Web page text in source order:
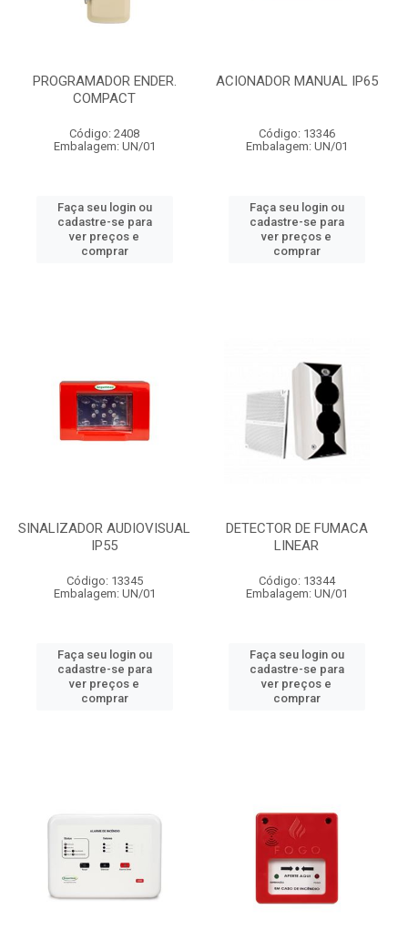
PROGRAMADOR ENDER.
COMPACT
Código: 2408
Embalagem: UN/01
Faça seu login ou
cadastre-se para
ver preços e
comprar
ACIONADOR MANUAL IP65
Código: 13346
Embalagem: UN/01
Faça seu login ou
cadastre-se para
ver preços e
comprar
SINALIZADOR AUDIOVISUAL
IP55
Código: 13345
Embalagem: UN/01
Faça seu login ou
cadastre-se para
ver preços e
comprar
DETECTOR DE FUMACA
LINEAR
Código: 13344
Embalagem: UN/01
Faça seu login ou
cadastre-se para
ver preços e
comprar